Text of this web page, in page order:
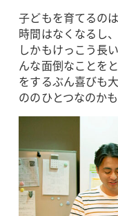
子どもを育てるの
時間はなくなるし
しかもけっこう長
んな面倒なことを
をするぶん喜びも
ののひとつなのか